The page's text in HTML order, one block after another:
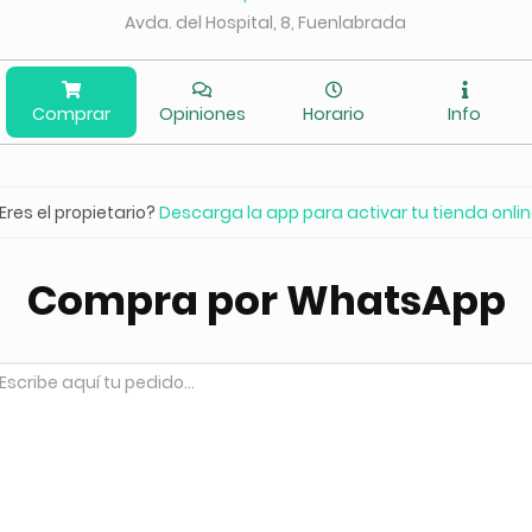
Avda. del Hospital, 8, Fuenlabrada
Comprar Opiniones Horario Info
el propietario? Descarga la app para activar tu tienda
Compra por WhatsApp